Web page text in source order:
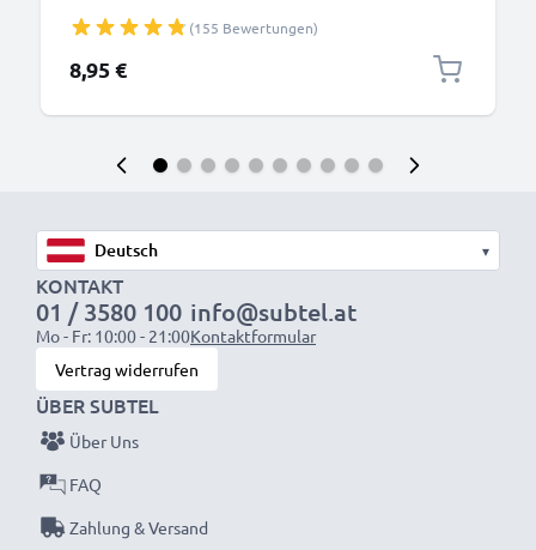
Akkubatterie: aufladbare NiMH Akku AAA Micro
R03 LR03 rechargeable Battery
(155 Bewertungen)
8,95 €
▾
KONTAKT
01 / 3580 100
Mo - Fr: 10:00 - 21:00
info@subtel.at
Kontaktformular
Vertrag widerrufen
ÜBER SUBTEL
Über Uns
FAQ
Zahlung & Versand